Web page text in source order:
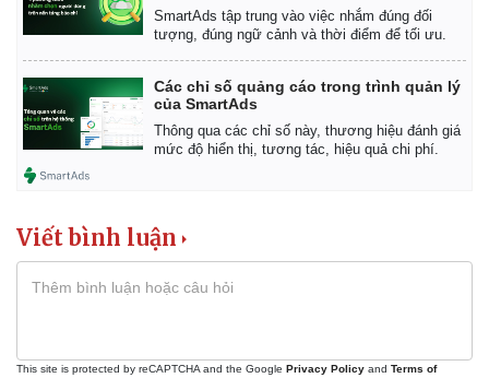
SmartAds tập trung vào việc nhắm đúng đối
tượng, đúng ngữ cảnh và thời điểm để tối ưu.
Các chỉ số quảng cáo trong trình quản lý
của SmartAds
Thông qua các chỉ số này, thương hiệu đánh giá
mức độ hiển thị, tương tác, hiệu quả chi phí.
Viết bình luận
This site is protected by reCAPTCHA and the Google Privacy Policy and Terms of